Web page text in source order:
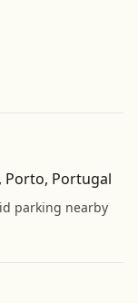
Porto, Portugal
parking nearby
contributors
Get Directions